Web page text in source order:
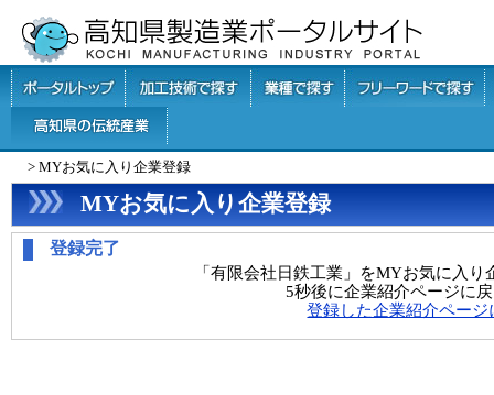
> MYお気に入り企業登録
MYお気に入り企業登録
登録完了
「有限会社日鉄工業」をMYお気に入
5秒後に企業紹介ページに
登録した企業紹介ページ